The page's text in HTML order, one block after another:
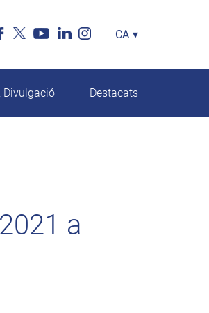
Select
CA ▾
Divulgació Destacats
a